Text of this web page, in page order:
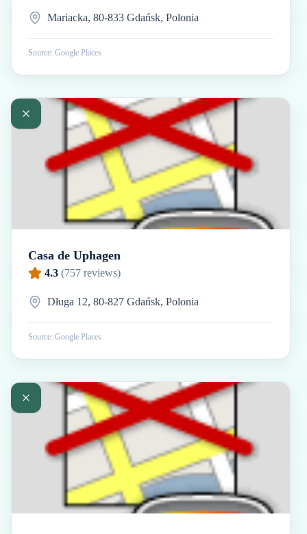
Mariacka, 80-833 Gdańsk, Polonia
Source: Google Places
Casa de Uphagen
4.3 (757 reviews)
Długa 12, 80-827 Gdańsk, Polonia
Source: Google Places